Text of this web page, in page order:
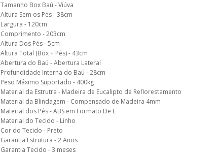
Tamanho Box Baú - Viúva
Altura Sem os Pés - 38cm
Largura - 120cm
Comprimento - 203cm
Altura Dos Pés - 5cm
Altura Total (Box + Pés) - 43cm
Abertura do Baú - Abertura Lateral
Profundidade Interna do Baú - 28cm
Peso Máximo Suportado - 400kg
Material da Estrutra - Madeira de Eucalipto de Reflorestamento
Material da Blindagem - Compensado de Madeira 4mm
Material dos Pés - ABS em Formato De L
Material do Tecido - Linho
Cor do Tecido - Preto
Garantia Estrutura - 2 Anos
Garantia Tecido - 3 meses